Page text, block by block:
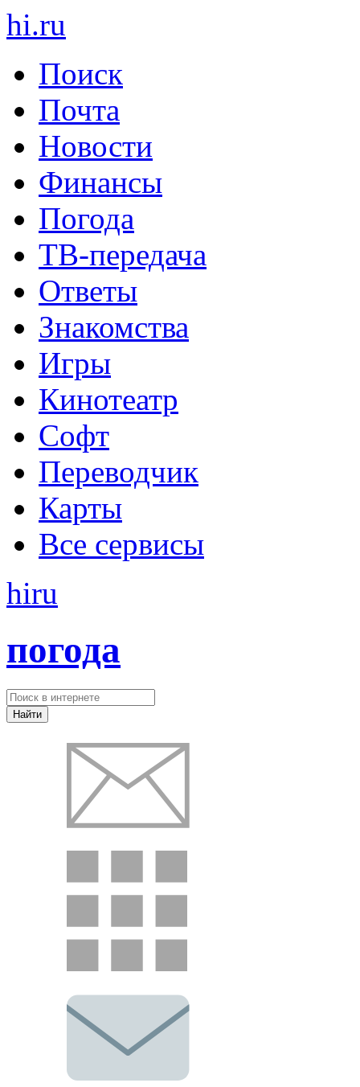
hi.ru
Поиск
Почта
Новости
Финансы
Погода
ТВ-передача
Ответы
Знакомства
Игры
Кинотеатр
Софт
Переводчик
Карты
Все сервисы
hiru
погода
Найти